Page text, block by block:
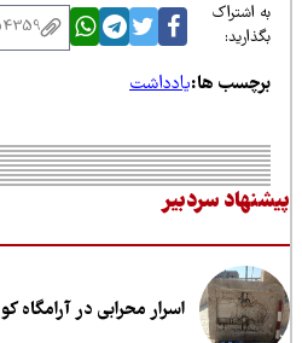
اشتراک
ها:یادداشت
سردبیر
اسرار محرابی در آرامگاه کوروش